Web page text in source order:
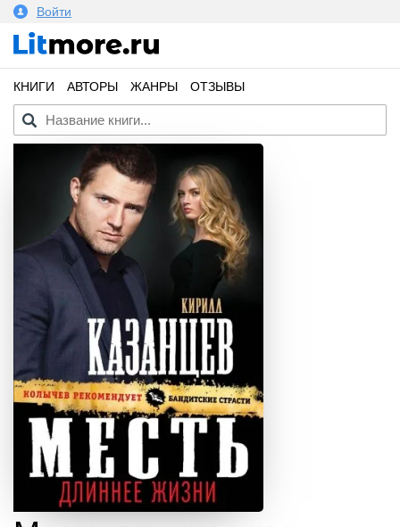
Войти
КНИГИ АВТОРЫ ЖАНРЫ ОТЗЫВЫ